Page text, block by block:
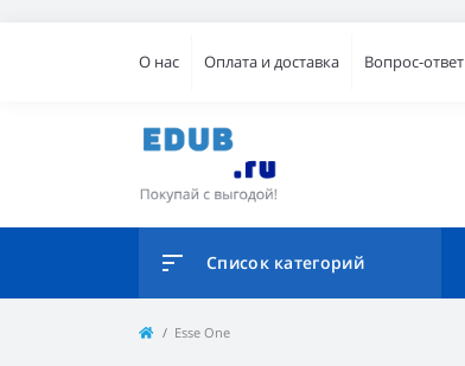
О нас Оплата и доставка Вопрос-ответ
Список категорий
Esse One